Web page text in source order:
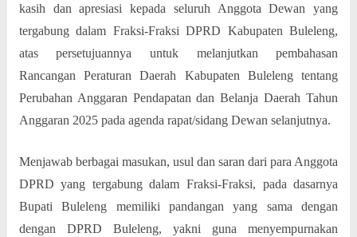
kasih dan apresiasi kepada seluruh Anggota Dewan yang
tergabung dalam Fraksi-Fraksi DPRD Kabupaten Buleleng,
atas persetujuannya untuk melanjutkan pembahasan
Rancangan Peraturan Daerah Kabupaten Buleleng tentang
Perubahan Anggaran Pendapatan dan Belanja Daerah Tahun
Anggaran 2025 pada agenda rapat/sidang Dewan selanjutnya.
Menjawab berbagai masukan, usul dan saran dari para Anggota
DPRD yang tergabung dalam Fraksi-Fraksi, pada dasarnya
Bupati Buleleng memiliki pandangan yang sama dengan
dengan DPRD Buleleng, yakni guna menyempurnakan